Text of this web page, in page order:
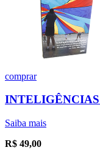
comprar
Saiba mais
R$ 49,00